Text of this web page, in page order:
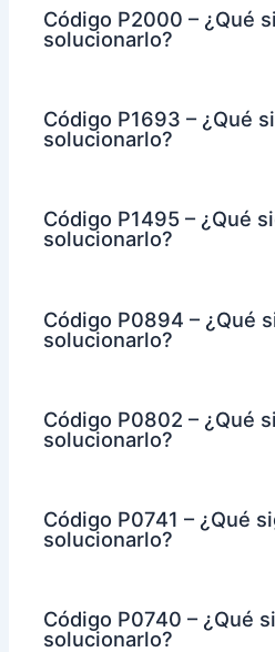
Código P2000 – ¿Qué
solucionarlo?
Código P1693 – ¿Qué
solucionarlo?
Código P1495 – ¿Qué
solucionarlo?
Código P0894 – ¿Qué
solucionarlo?
Código P0802 – ¿Qué
solucionarlo?
Código P0741 – ¿Qué
solucionarlo?
Código P0740 – ¿Qué
solucionarlo?